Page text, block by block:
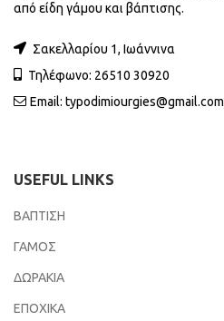
από είδη γάμου και βάπτισης.
Σακελλαρίου 1, Ιωάννινα
Τηλέφωνο: 26510 30920
Email: typodimiourgies@gmail.com
USEFUL LINKS
ΒΑΠΤΙΣΗ
ΓΑΜΟΣ
ΔΩΡΑΚΙΑ
ΕΠΟΧΙΚΑ